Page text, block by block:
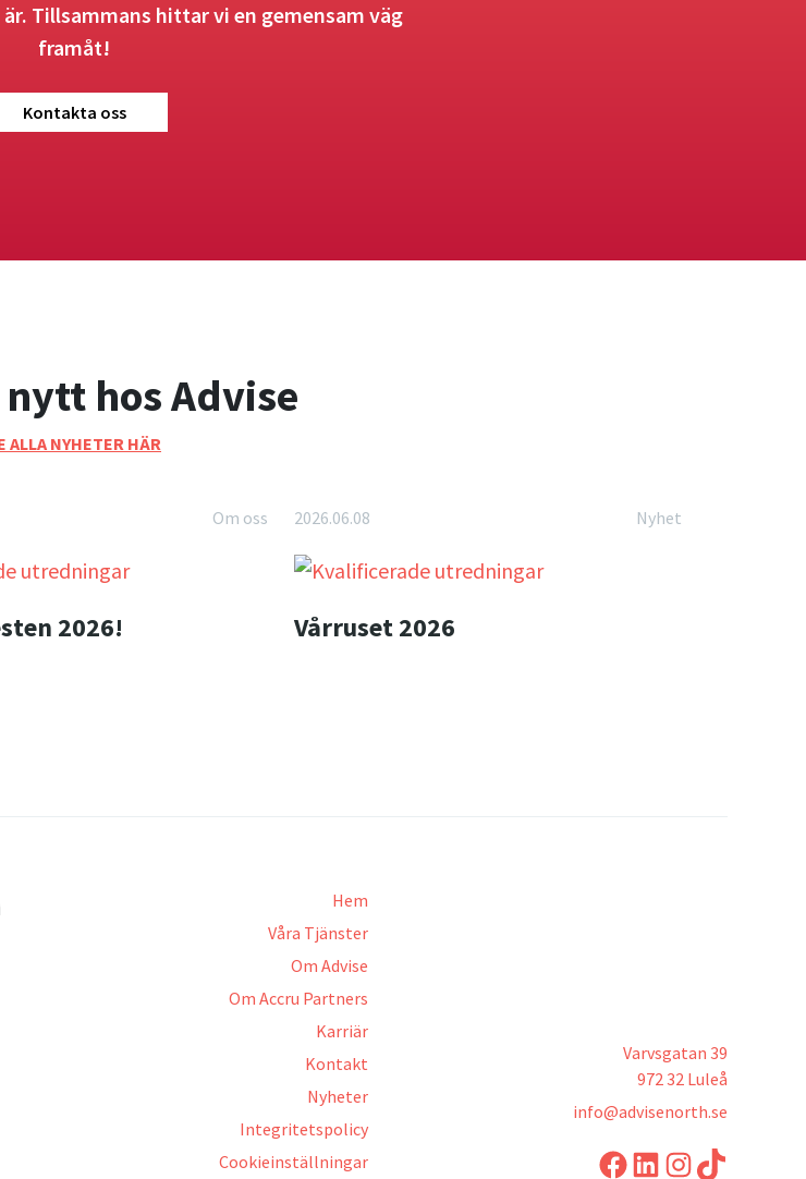
Tillsammans hittar vi en gemensam väg
framåt!
Kontakta oss
nytt hos Advise
ALLA NYHETER HÄR
Om oss
2026!
2026.06.08 Nyhet
Vårruset 2026
Hem
Våra Tjänster
Om Advise
Om Accru Partners
Karriär
Kontakt
Nyheter
Integritetspolicy
Cookieinställningar
Varvsgatan 39
972 32 Luleå
info@advisenorth.se
LinkedIn Instagram TikTok